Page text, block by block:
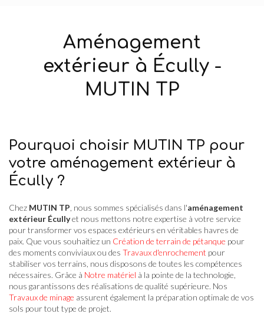
Aménagement
extérieur à Écully -
MUTIN TP
Pourquoi choisir MUTIN TP pour
votre aménagement extérieur à
Écully ?
Chez MUTIN TP , nous sommes spécialisés dans l'aménagement
extérieur Écullyet nous mettons notre expertise à votre service
pour transformer vos espaces extérieurs en véritables havres de
paix. Que vous souhaitiez un Création de terrain de pétanque pour
des moments conviviaux ou des Travaux d'enrochement pour
stabiliser vos terrains, nous disposons de toutes les compétences
nécessaires. Grâce à Notre matériel à la pointe de la technologie,
nous garantissons des réalisations de qualité supérieure. Nos
Travaux de minage assurent également la préparation optimale de vos
sols pour tout type de projet.